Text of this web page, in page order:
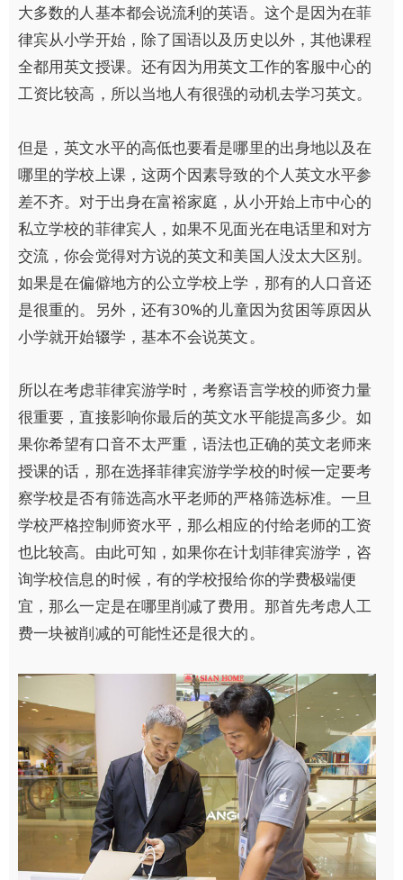
大多数的人基本都会说流利的英语。这个是因为在菲
律宾从小学开始，除了国语以及历史以外，其他课程
全都用英文授课。还有因为用英文工作的客服中心的
工资比较高，所以当地人有很强的动机去学习英文。
但是，英文水平的高低也要看是哪里的出身地以及在
哪里的学校上课，这两个因素导致的个人英文水平参
差不齐。对于出身在富裕家庭，从小开始上市中心的
私立学校的菲律宾人，如果不见面光在电话里和对方
交流，你会觉得对方说的英文和美国人没太大区别。
如果是在偏僻地方的公立学校上学，那有的人口音还
是很重的。另外，还有30%的儿童因为贫困等原因从
小学就开始辍学，基本不会说英文。
所以在考虑菲律宾游学时，考察语言学校的师资力量
很重要，直接影响你最后的英文水平能提高多少。如
果你希望有口音不太严重，语法也正确的英文老师来
授课的话，那在选择菲律宾游学学校的时候一定要考
察学校是否有筛选高水平老师的严格筛选标准。一旦
学校严格控制师资水平，那么相应的付给老师的工资
也比较高。由此可知，如果你在计划菲律宾游学，咨
询学校信息的时候，有的学校报给你的学费极端便
宜，那么一定是在哪里削减了费用。那首先考虑人工
费一块被削减的可能性还是很大的。